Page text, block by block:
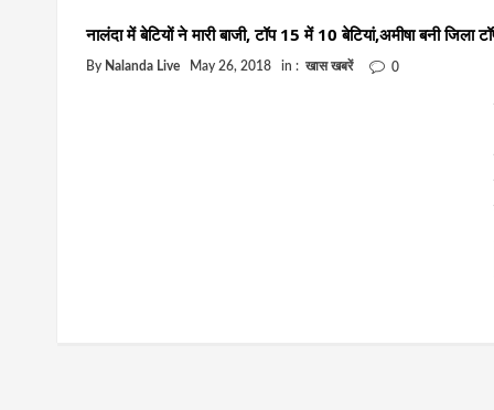
नालंदा में बेटियों ने मारी बाजी, टॉप 15 में 10 बेटियां,अमीषा बनी जिला
By Nalanda Live May 26, 2018 in : खास खबरें 0